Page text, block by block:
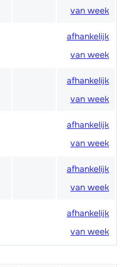
van week
afhankelijk
van week
afhankelijk
van week
afhankelijk
van week
afhankelijk
van week
afhankelijk
van week